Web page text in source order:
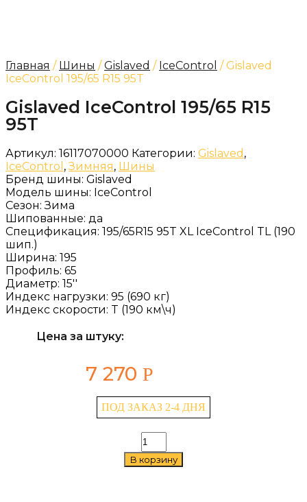
Главная / Шины /Gislaved / IceControl / Gislaved
IceControl 195/65 R15 95T
Gislaved IceControl 195/65 R15
95T
Артикул: 16117070000 Категории: Gislaved ,
IceControl ,Зимняя, Шины
Бренд шины: Gislaved
Модель шины: IceControl
Сезон:Зима
Шипованные: да
Спецификация: 195/65R15 95T XL IceControl TL (190
шип.)
Ширина: 195
Профиль: 65
Диаметр: 15''
Индекс нагрузки: 95 (690 кг)
Индекс скорости: T (190 км\ч)
Цена за штуку:
7 270 Р
ПОД ЗАКАЗ 2-4 ДНЯ
Количество
товара
Gislaved
В корзину